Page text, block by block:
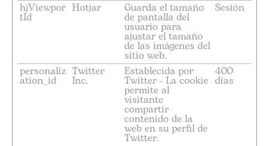
hjViewpor
tId
Hotjar Guarda el tamaño
de pantalla del
usuario para
ajustar el tamaño
de las imágenes del
sitio web.
Sesión
personaliz
ation_id
Twitter
Inc.
Establecida por
Twitter - La cookie
permite al
visitante
compartir
contenido de la
web en su perfil de
Twitter.
400
días